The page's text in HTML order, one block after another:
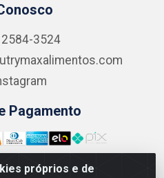
próprios e de
3524
Pagamento